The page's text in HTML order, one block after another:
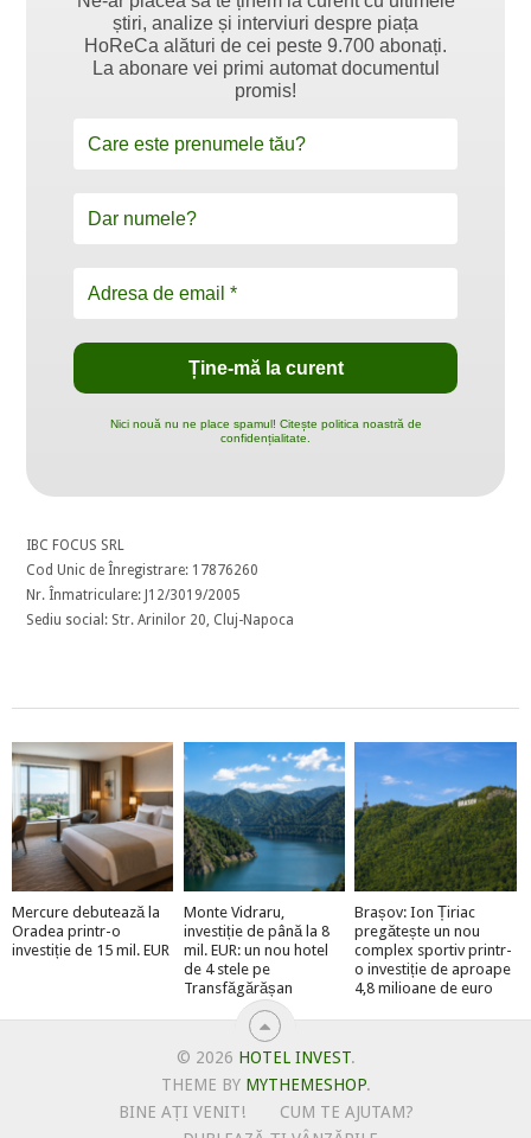
știri, analize și interviuri despre piața
HoReCa alături de cei peste 9.700 abonați.
La abonare vei primi automat documentul
promis!
Nici nouă nu ne place spamul! Citește politica noastră de
confidențialitate.
IBC FOCUS SRL
Cod Unic de Înregistrare: 17876260
Nr. Înmatriculare: J12/3019/2005
Sediu social: Str. Arinilor 20, Cluj-Napoca
Mercure debutează la
Oradea printr-o
investiție de 15 mil. EUR
Monte Vidraru,
investiție de până la 8
mil. EUR: un nou hotel
de 4 stele pe
Transfăgărășan
Brașov: Ion Țiriac
pregătește un nou
complex sportiv printr-
o investiție de aproape
4,8 milioane de euro
© 2026 HOTEL INVEST.
THEME BY MYTHEMESHOP.
BINE AȚI VENIT!
CUM TE AJUTAM?